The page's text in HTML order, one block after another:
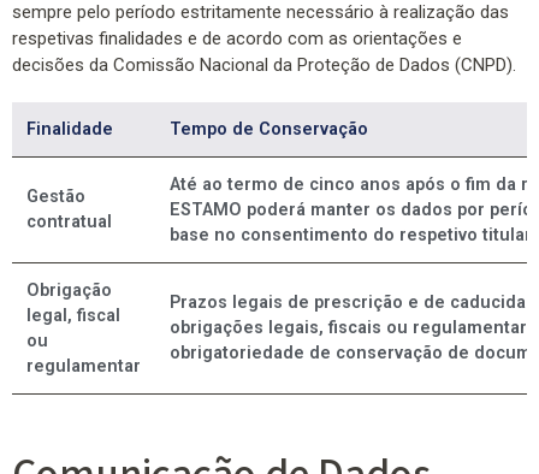
sempre pelo período estritamente necessário à realização das
respetivas finalidades e de acordo com as orientações e
decisões da Comissão Nacional da Proteção de Dados (CNPD).
Finalidade Tempo de Conservação
Gestão
contratual
Até ao termo de cinco anos após o fim da
ESTAMO poderá manter os dados por
base no consentimento do respetivo titular.
Obrigação
legal, fiscal
ou
regulamentar
Prazos legais de prescrição e de
obrigações legais, fiscais ou
obrigatoriedade de conservação de